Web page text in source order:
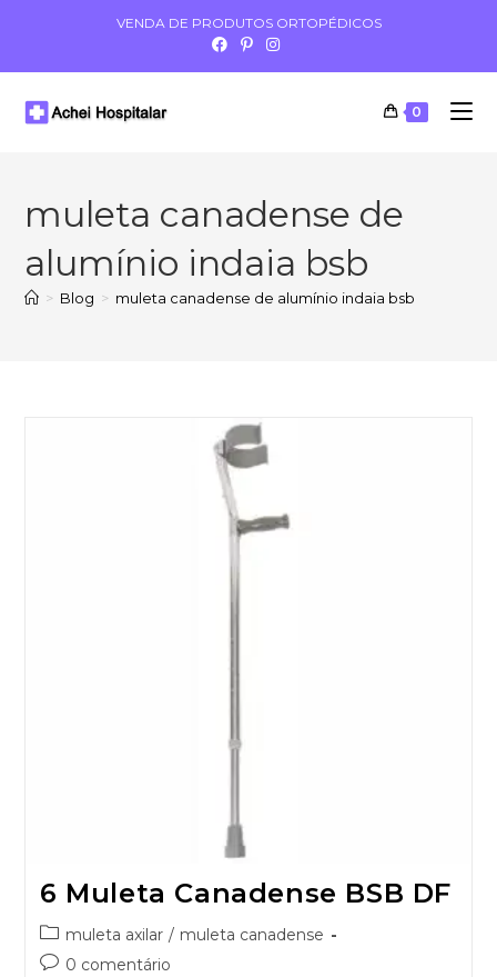
VENDA DE PRODUTOS ORTOPÉDICOS
0
muleta canadense de
alumínio indaia bsb
> Blog > muleta canadense de alumínio indaia bsb
6 Muleta Canadense BSB DF
muleta axilar / muleta canadense
0 comentário